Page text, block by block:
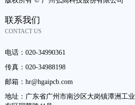
电话： 020-34990361
传真： 020-34988198
邮箱： hr@hgaipcb.com
地址： 广东省广州市南沙区大岗镇潭洲工业
联系我们
CONTACT US